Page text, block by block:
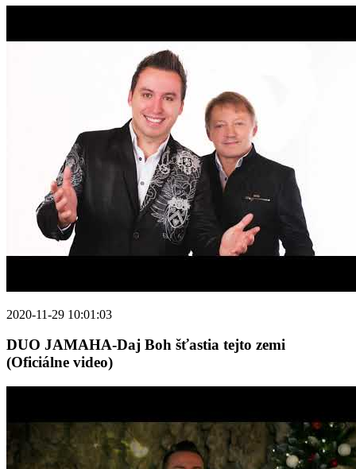
2020-11-29 10:01:03
DUO JAMAHA-Daj Boh šťastia tejto zemi
(Oficiálne video)